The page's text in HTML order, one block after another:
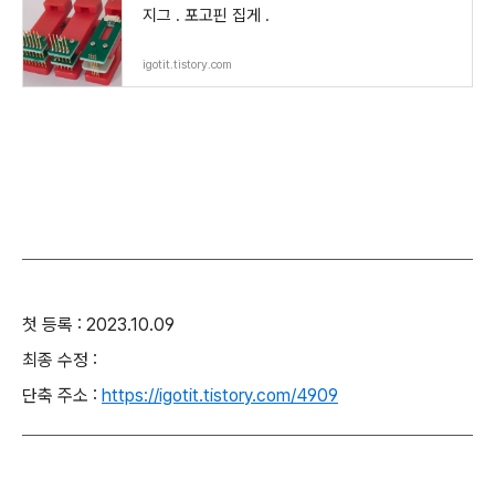
지그 . 포고핀 집게 .
igotit.tistory.com
첫 등록 : 2023.10.09
최종 수정 :
단축 주소 : https://igotit.tistory.com/4909